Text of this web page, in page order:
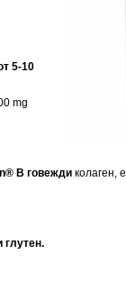
5-10
mg
® B говежди колаген,
глутен.